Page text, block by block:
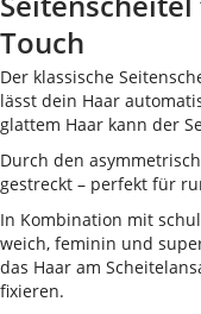
Touch
Der klassische
lässt dein Haar
glattem Haar kann der
Durch den
gestreckt – perfekt für
In Kombination mit
weich, feminin und
das Haar am
fixieren.